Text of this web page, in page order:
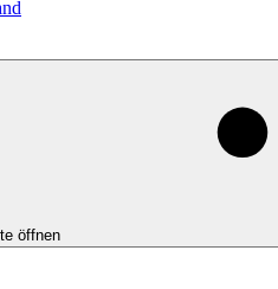
öffnen